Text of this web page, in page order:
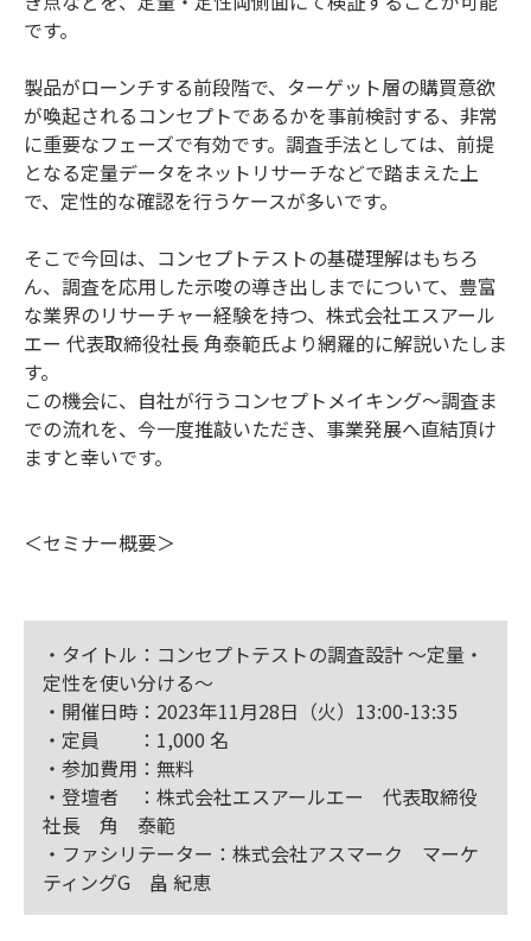
です。
製品がローンチする前段階で、ターゲット層の購買意欲
が喚起されるコンセプトであるかを事前検討する、非常
に重要なフェーズで有効です。調査手法としては、前提
となる定量データをネットリサーチなどで踏まえた上
で、定性的な確認を行うケースが多いです。
そこで今回は、コンセプトテストの基礎理解はもちろ
ん、調査を応用した示唆の導き出しまでについて、豊富
な業界のリサーチャー経験を持つ、株式会社エスアール
エー 代表取締役社長 角泰範氏より網羅的に解説いたしま
す。
この機会に、自社が行うコンセプトメイキング～調査ま
での流れを、今一度推敲いただき、事業発展へ直結頂け
ますと幸いです。
＜セミナー概要＞
・タイトル：コンセプトテストの調査設計 ～定量・
定性を使い分ける～
・開催日時：2023年11月28日（火）13:00-13:35
・定員 ：1,000 名
・参加費用：無料
・登壇者 ：株式会社エスアールエー 代表取締役
社長 角 泰範
・ファシリテーター：株式会社アスマーク マーケ
ティングG 畠 紀恵